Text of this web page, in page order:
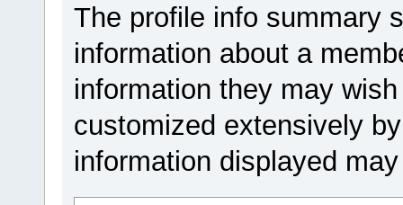
The profile info summary
information about a
information they may
customized extensively
information displayed